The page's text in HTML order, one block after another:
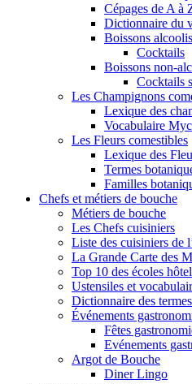
Cépages de A à
Dictionnaire du
Boissons
Cocktails
Boissons non-
Cocktails
Les Champignons
Lexique des
Vocabulaire
Les Fleurs comestibles
Lexique des
Termes
Familles
Chefs et métiers de bouche
Métiers de bouche
Les Chefs cuisiniers
Liste des cuisiniers de
La Grande Carte des
Top 10 des écoles
Ustensiles et
Dictionnaire des
Événements
Fêtes
Evénements
Argot de Bouche
Diner Lingo